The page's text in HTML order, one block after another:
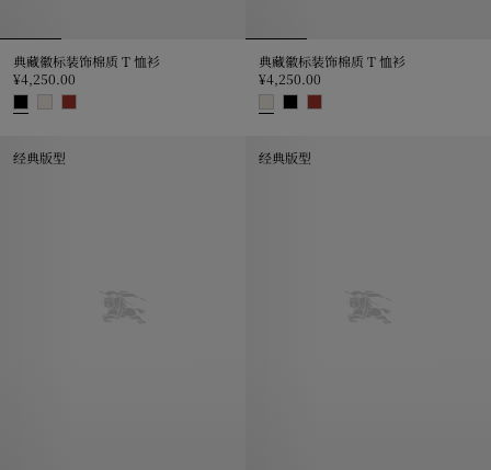
典藏徽标装饰棉质 T 恤衫
¥4,250.00
典藏徽标装饰棉质 T 恤衫
¥4,250.00
经典版型 经典版型